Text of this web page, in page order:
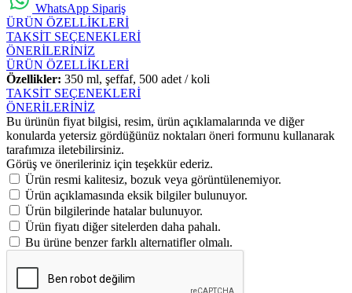
WhatsApp Sipariş
ÜRÜN ÖZELLİKLERİ
TAKSİT SEÇENEKLERİ
ÖNERİLERİNİZ
ÜRÜN ÖZELLİKLERİ
Özellikler: 350 ml, şeffaf, 500 adet / koli
TAKSİT SEÇENEKLERİ
ÖNERİLERİNİZ
Bu ürünün fiyat bilgisi, resim, ürün açıklamalarında ve diğer
konularda yetersiz gördüğünüz noktaları öneri formunu kullanarak
tarafımıza iletebilirsiniz.
Görüş ve önerileriniz için teşekkür ederiz.
Ürün resmi kalitesiz, bozuk veya görüntülenemiyor.
Ürün açıklamasında eksik bilgiler bulunuyor.
Ürün bilgilerinde hatalar bulunuyor.
Ürün fiyatı diğer sitelerden daha pahalı.
Bu ürüne benzer farklı alternatifler olmalı.